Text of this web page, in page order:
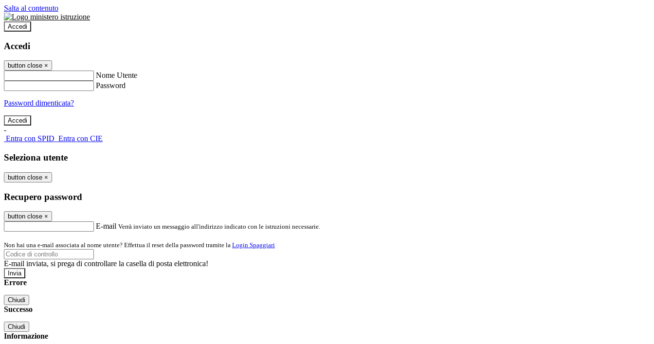
Salta al contenuto
Accedi
Accedi
button close ×
Nome Utente
Password
Password dimenticata?
-
Entra con SPID Entra con CIE
Seleziona utente
button close ×
Recupero password
button close ×
E-mail Verrà inviato un messaggio all'indirizzo indicato con le istruzioni necessarie.
Non hai una e-mail associata al nome utente? Effettua il reset della password tramite la Login Spaggiari
E-mail inviata, si prega di controllare la casella di posta elettronica!
Errore
Chiudi
Successo
Chiudi
Informazione